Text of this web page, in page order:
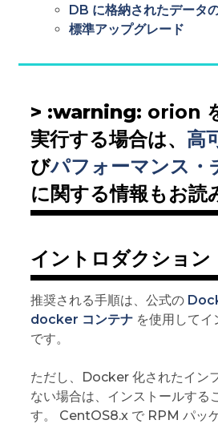
DB に格納されたデータ
標準アップグレード
> :warning: orion
実行する場合は、 高
びパフォーマンス・
に関する情報もお読
イントロダクション
推奨される手順は、公式の
docker コンテナを使用してイ
です。
ただし、Docker 化されたイン
ない場合は、インストールする
す。 CentOS8.x で RPM パッ